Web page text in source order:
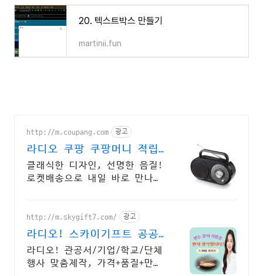
20. 텍스트박스 만들기
martinii.fun
http://m.coupang.com 광고
라디오 쿠팡 쿠팡머니 적립
혜택
클래식한 디자인, 선명한 음질!
로켓배송으로 내일 바로 만나보
즐기세요.
http://m.skygift7.com/ 광고
라디오! 스카이기프트 공공
기관 우선구매 대상기업
라디오! 관공서/기업/학교/단체
행사 맞춤제작, 가격+품질+만족